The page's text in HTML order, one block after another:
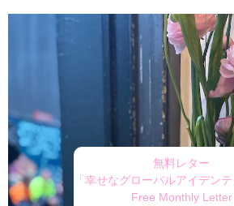
無料レター
「幸せなグローバルアイデンテ
Free Monthly Letter